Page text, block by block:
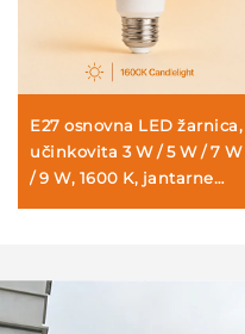
E27 osnovna LED žarnica,
učinkovita 3 W / 5 W / 7 W
/ 9 W, 1600 K, jantarne
barve, svetloba za